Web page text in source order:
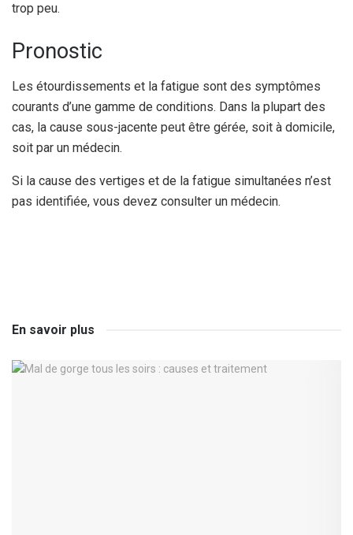
trop peu.
Pronostic
Les étourdissements et la fatigue sont des symptômes
courants d’une gamme de conditions. Dans la plupart des
cas, la cause sous-jacente peut être gérée, soit à domicile,
soit par un médecin.
Si la cause des vertiges et de la fatigue simultanées n’est
pas identifiée, vous devez consulter un médecin.
En savoir plus